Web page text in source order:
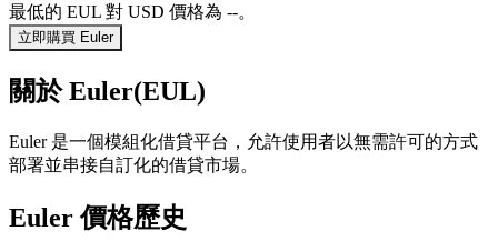
最低的 EUL 對 USD 價格為 --。
立即購買 Euler
關於 Euler(EUL)
Euler 是一個模組化借貸平台，允許使用者以無需許可的方式
部署並串接自訂化的借貸市場。
Euler 價格歷史